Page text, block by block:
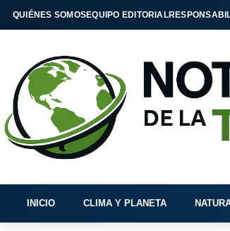
QUIÉNES SOMOSEQUIPO EDITORIAL
INICIO CLIMA Y PLANETA